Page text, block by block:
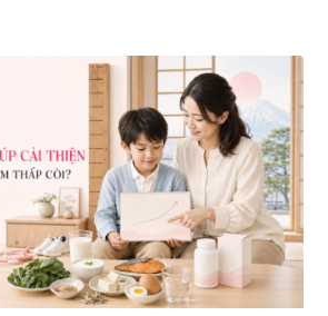
AFC
viên
Viên uống tăng cường miễn dịch
Ribeto Shoji Fukujyusen 180
viên
|32.160
9.850.000 đ